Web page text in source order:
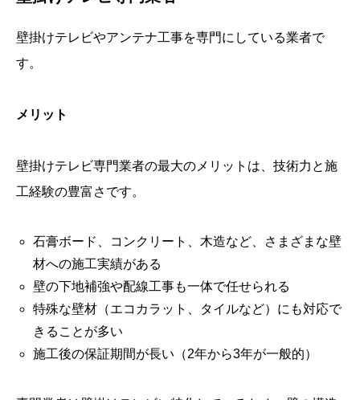
壁掛けテレビやアンテナ工事を専門にしている業者で
す。
メリット
壁掛けテレビ専門業者の最大のメリットは、技術力と施
工経験の豊富さです。
石膏ボード、コンクリート、木造など、さまざまな壁
材への施工実績がある
壁の下地補強や配線工事も一体で任せられる
特殊な壁材（エコカラット、タイルなど）にも対応で
きることが多い
施工後の保証期間が長い（2年から3年が一般的）